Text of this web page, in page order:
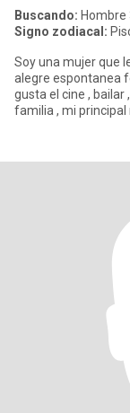
Buscando: Hombre
Signo zodiacal:
Soy una mujer que
alegre espontanea
gusta el cine ,
familia , mi